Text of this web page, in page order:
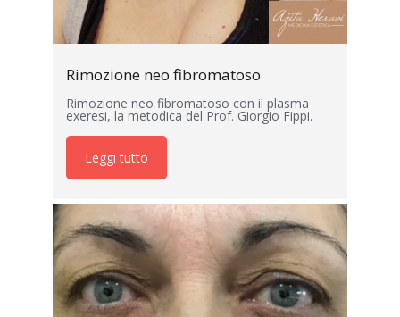
Rimozione neo fibromatoso
Rimozione neo fibromatoso con il plasma
exeresi, la metodica del Prof. Giorgio Fippi.
Leggi tutto